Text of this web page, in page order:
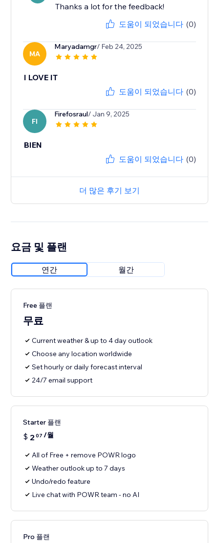
Thanks a lot for the feedback!
도움이 되었습니다 (0)
MA
Maryadamgr/ Feb 24, 2025
I LOVE IT
도움이 되었습니다 (0)
FI
Firefosraul/ Jan 9, 2025
BIEN
도움이 되었습니다 (0)
더 많은 후기 보기
요금 및 플랜
연간 월간
Free 플랜
무료
Current weather & up to 4 day outlook
Choose any location worldwide
Set hourly or daily forecast interval
24/7 email support
Starter 플랜
$ 2 07 /월
All of Free + remove POWR logo
Weather outlook up to 7 days
Undo/redo feature
Live chat with POWR team - no AI
Pro 플랜